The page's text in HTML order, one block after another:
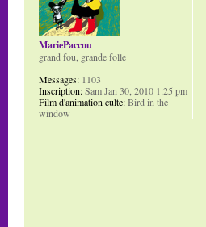
MariePaccou
grand fou, grande folle
Messages: 1103
Inscription:Sam Jan 30, 2010 1:25 pm
Film d'animation culte:Bird in the
window